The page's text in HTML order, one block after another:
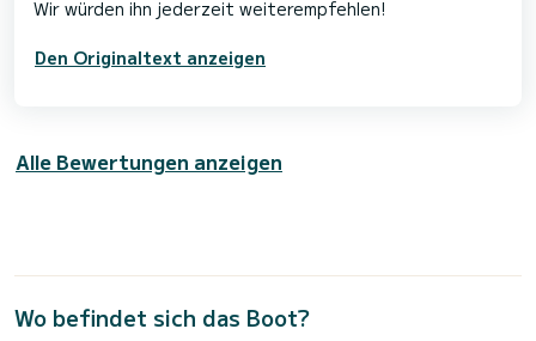
Den Originaltext anzeigen
Alle Bewertungen anzeigen
Wo befindet sich das Boot?